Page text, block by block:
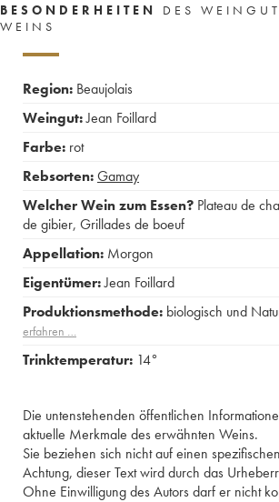
BESONDERHEITEN
DES
WEINS
Region: Beaujolais
Weingut:Jean Foillard
Farbe: rot
Rebsorten:Gamay
Welcher Wein zum Essen? Plateau de
de gibier, Grillades de boeuf
Appellation: Morgon
Eigentümer:Jean Foillard
Produktionsmethode: biologisch und
erfahren …
Trinktemperatur: 14°
Die untenstehenden öffentlichen
aktuelle Merkmale des erwähnten Weins.
Sie beziehen sich nicht auf einen
Achtung, dieser Text wird durch das
Ohne Einwilligung des Autors darf er nicht